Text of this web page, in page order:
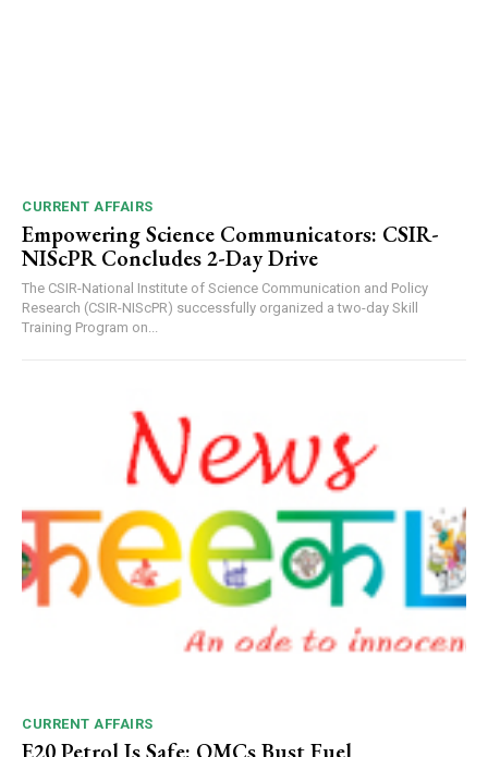
DAILY NEWS BULLETIN
Video
Player
00:00
CURRENT AFFAIRS
Empowering Science Communicators: CSIR-
NIScPR Concludes 2-Day Drive
The CSIR-National Institute of Science Communication and Policy
Research (CSIR-NIScPR) successfully organized a two-day Skill
Training Program on...
CURRENT AFFAIRS
E20 Petrol Is Safe: OMCs Bust Fuel